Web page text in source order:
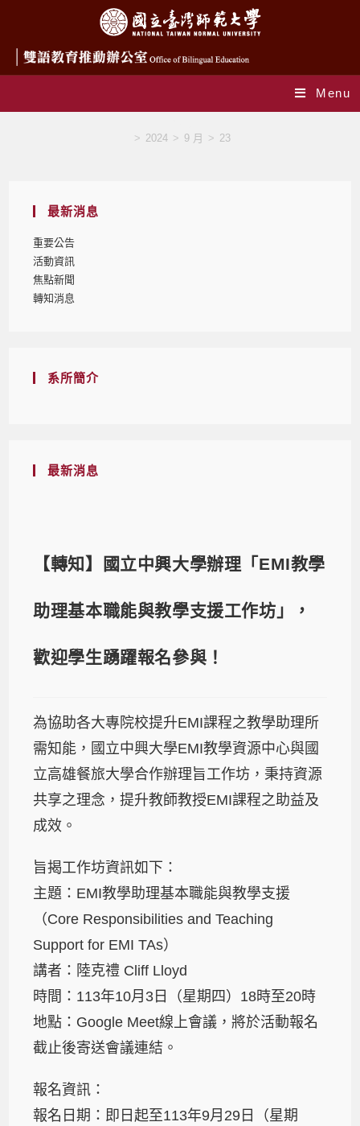
Menu
> 2024 > 9 月 > 23
最新消息
重要公告
活動資訊
焦點新聞
轉知消息
系所簡介
最新消息
【轉知】國立中興大學辦理「EMI教學
助理基本職能與教學支援工作坊」，
歡迎學生踴躍報名參與！
為協助各大專院校提升EMI課程之教學助理所
需知能，國立中興大學EMI教學資源中心與國
立高雄餐旅大學合作辦理旨工作坊，秉持資源
共享之理念，提升教師教授EMI課程之助益及
成效。
旨揭工作坊資訊如下：
主題：EMI教學助理基本職能與教學支援
（Core Responsibilities and Teaching
Support for EMI TAs）
講者：陸克禮 Cliff Lloyd
時間：113年10月3日（星期四）18時至20時
地點：Google Meet線上會議，將於活動報名
截止後寄送會議連結。
報名資訊：
報名日期：即日起至113年9月29日（星期